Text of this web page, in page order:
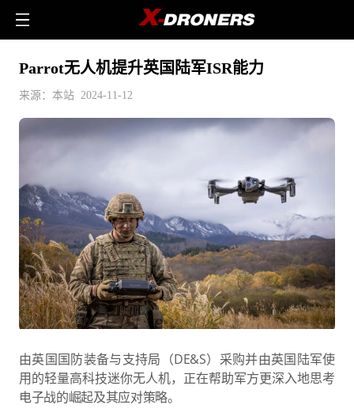
Parrot无人机提升英国陆军ISR能力
来源：本站 2024-11-12
由英国国防装备与支持局（DE&S）采购并由英国陆军使
用的轻量高科技迷你无人机，正在帮助军方更深入地思考
电子战的崛起及其应对策略。